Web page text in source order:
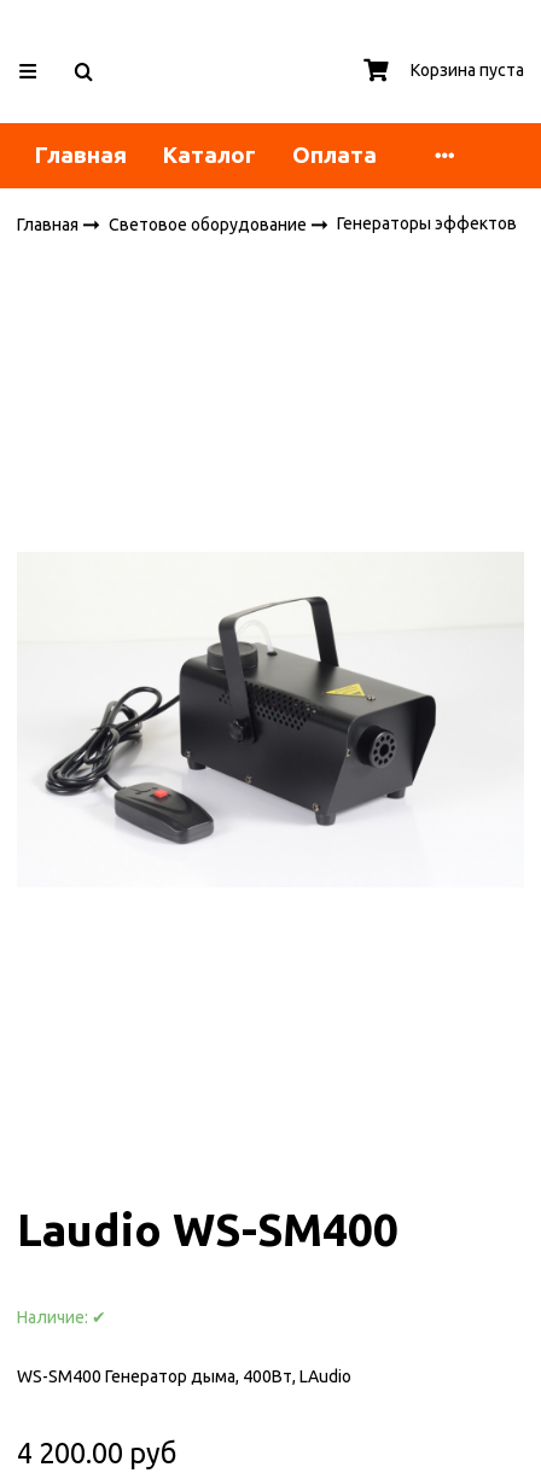
Корзина пуста
Главная Каталог Оплата
Главная Световое оборудование Генераторы эффектов
Laudio WS-SM400
Наличие: ✔
WS-SM400 Генератор дыма, 400Вт, LAudio
4 200.00 руб